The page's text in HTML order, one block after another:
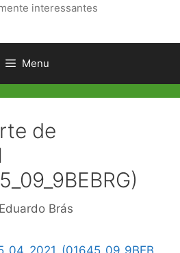
interessantes
Menu
de
Eduardo Brás